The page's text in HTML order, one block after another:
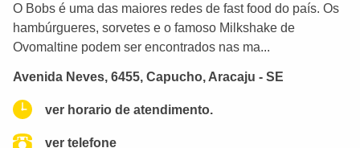
O Bobs é uma das maiores redes de fast food do país. Os
hambúrgueres, sorvetes e o famoso Milkshake de
Ovomaltine podem ser encontrados nas ma...
Avenida Neves, 6455, Capucho, Aracaju - SE
ver horario de atendimento.
ver telefone